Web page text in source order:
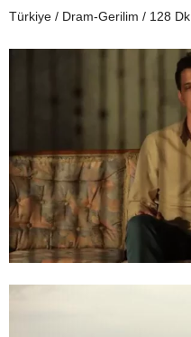
Türkiye / Dram-Gerilim / 128 Dk.